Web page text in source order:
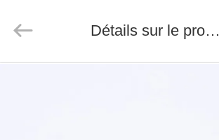
Advanced
Materials
Rights
Détails sur le produit